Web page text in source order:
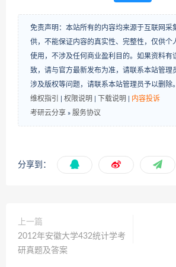
免责声明：本站所有的内容均来源于互联网采
供，不能保证内容的真实性、完整性，仅供个
使用，不涉及任何商业盈利目的。如果资料有
致，请与官方最新发布为准，请联系本站管理
涉及版权等问题，请联系本站管理员予以删除。
维权指引
权限说明 下载说明
内容投诉
考研云分享 » 服务协议
分享到：
上一篇
2012年安徽大学432统计学考
研真题及答案